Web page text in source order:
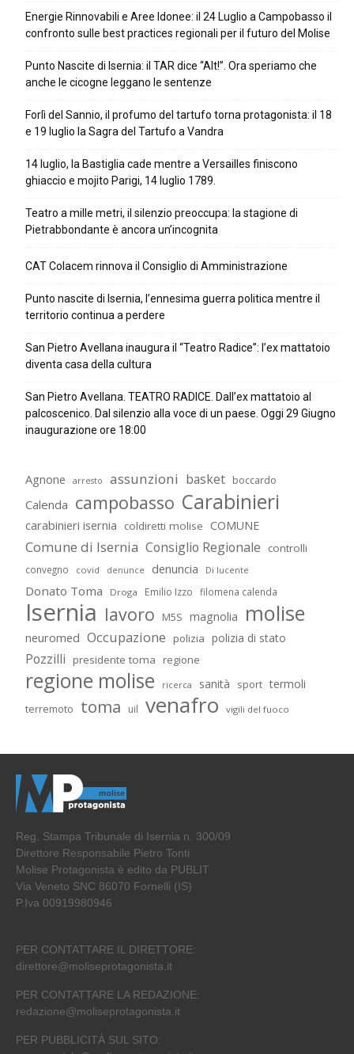
Energie Rinnovabili e Aree Idonee: il 24 Luglio a Campobasso il
confronto sulle best practices regionali per il futuro del Molise
Punto Nascite di Isernia: il TAR dice “Alt!”. Ora speriamo che
anche le cicogne leggano le sentenze
Forlì del Sannio, il profumo del tartufo torna protagonista: il 18
e 19 luglio la Sagra del Tartufo a Vandra
14 luglio, la Bastiglia cade mentre a Versailles finiscono
ghiaccio e mojito Parigi, 14 luglio 1789.
Teatro a mille metri, il silenzio preoccupa: la stagione di
Pietrabbondante è ancora un’incognita
CAT Colacem rinnova il Consiglio di Amministrazione
Punto nascite di Isernia, l’ennesima guerra politica mentre il
territorio continua a perdere
San Pietro Avellana inaugura il “Teatro Radice”: l’ex mattatoio
diventa casa della cultura
San Pietro Avellana. TEATRO RADICE. Dall’ex mattatoio al
palcoscenico. Dal silenzio alla voce di un paese. Oggi 29 Giugno
inaugurazione ore 18:00
Agnone arresto assunzioni basket boccardo
Calenda campobasso Carabinieri
carabinieri isernia coldiretti molise COMUNE
Comune di Isernia Consiglio Regionale controlli
convegno covid denunce denuncia Di lucente
Donato Toma Droga Emilio Izzo filomena calenda
Isernia lavoro M5S magnolia molise
neuromed Occupazione polizia polizia di stato
Pozzilli presidente toma regione
regione molise ricerca sanità sport termoli
terremoto toma uil venafro vigili del fuoco
Reg. Stampa Tribunale di Isernia n. 300/09
Direttore Responsabile Pietro Tonti
Molise Protagonista è edito da PUBLIT
Via Veneto SNC 86070 Fornelli (IS)
P.Iva 00919980946
PER CONTATTARE IL DIRETTORE:
direttore@moliseprotagonista.it
PER CONTATTARE LA REDAZIONE:
redazione@moliseprotagonista.it
PER PUBBLICITÀ SUL SITO: